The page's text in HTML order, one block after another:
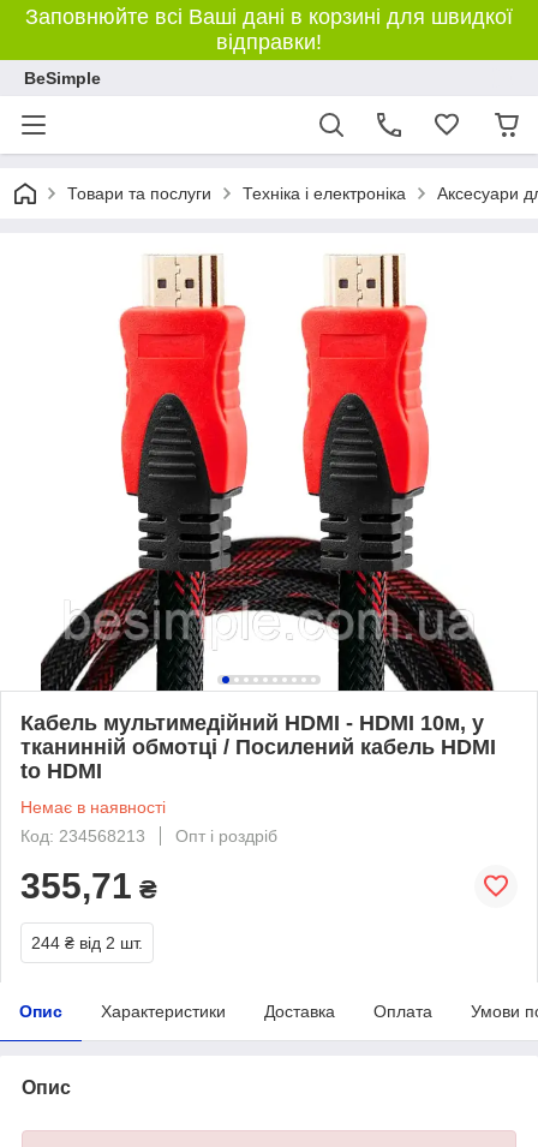
Заповнюйте всі Ваші дані в корзині для швидкої
відправки!
BeSimple
Товари та послуги Техніка і електроніка Аксесуари
Кабель мультимедійний HDMI - HDMI 10м, у
тканинній обмотці / Посилений кабель HDMI
to HDMI
Немає в наявності
Код: 234568213
Опт і роздріб
355,71 ₴
244 ₴ від 2 шт.
Опис Характеристики Доставка Оплата Умови
Опис